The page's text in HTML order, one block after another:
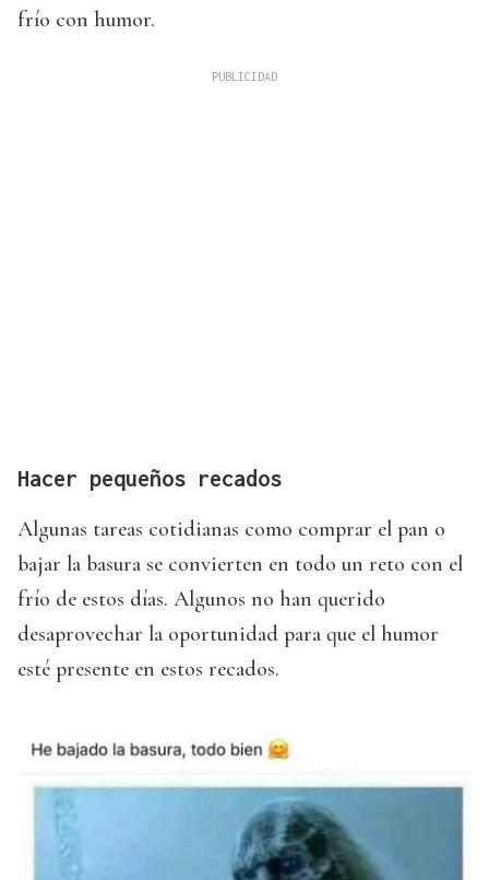
frío con humor.
Hacer pequeños recados
Algunas tareas cotidianas como comprar el pan o
bajar la basura se convierten en todo un reto con el
frío de estos días. Algunos no han querido
desaprovechar la oportunidad para que el humor
esté presente en estos recados.